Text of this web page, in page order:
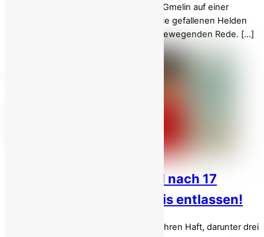
Justizministerin Prof. Dr. Herta Däubler-Gmelin auf einer
internationalen Konferenz nahe Paris die gefallenen Helden
des iranischen Widerstands mit einer bewegenden Rede. […]
Maryam Akbari Monfared nach 17
Jahren aus dem Gefängnis entlassen!
Maryam Akbari Monfared ist nach 17 Jahren Haft, darunter drei